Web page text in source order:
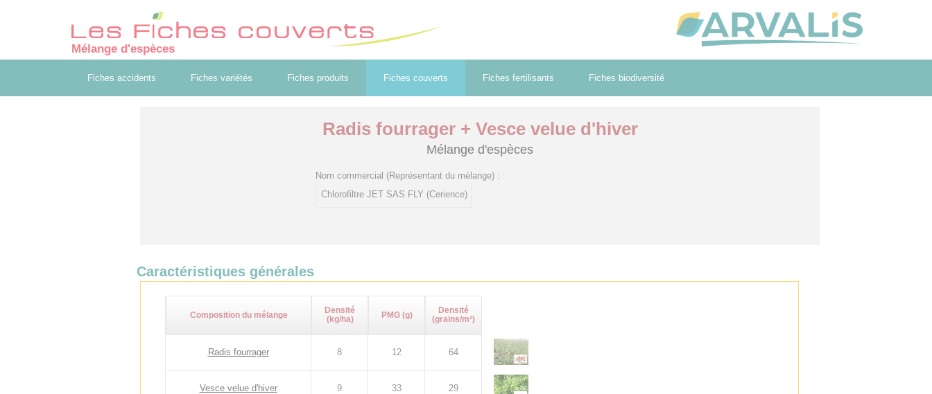
Mélange d'espèces
Fiches accidents Fiches variétés Fiches produits Fiches couverts Fiches fertilisants Fiches biodiversité
Radis fourrager + Vesce velue d'hiver
Mélange d'espèces
Nom commercial (Représentant du mélange) :
Chlorofiltre JET SAS FLY (Cerience)
Caractéristiques générales
Composition du mélange
Densité
(kg/ha)
PMG (g)
Densité
(grains/m²)
Radis fourrager 8 12 64
Vesce velue d'hiver 9 33 29